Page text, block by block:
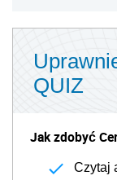
QUIZ
Jak zdobyć
Czytaj